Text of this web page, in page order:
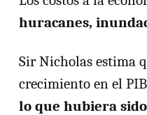
huracanes,
Sir Nicholas estima
crecimiento en el
lo que hubiera